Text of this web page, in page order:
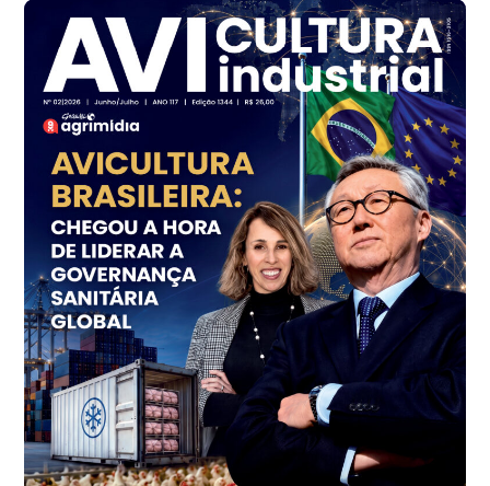
R$ 7,16
kg
Frango - Indicador
SP
R$ 7,18
kg
Trigo Atacado - Regional
PR
R$ 1.414,46
t
Trigo Atacado - Regional
RS
R$ 1.314,61
t
Ovo Vermelho - Regional
Vermelho